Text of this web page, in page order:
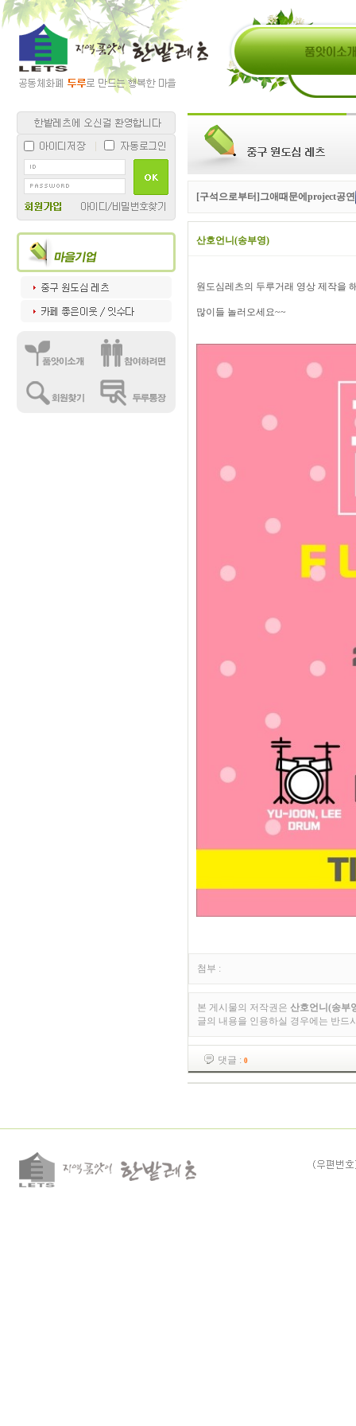
[구석으로부터]그애때문에project공연
산호언니(송부영)
원도심레츠의 두루거래 영상 제작을
많이들 놀러오세요~~
첨부 :
본 게시물의 저작권은 산호언니(송부
글의 내용을 인용하실 경우에는 반드
댓글 : 0